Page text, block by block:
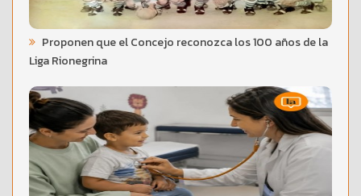
Proponen que el Concejo reconozca los 100 años de la
Liga Rionegrina